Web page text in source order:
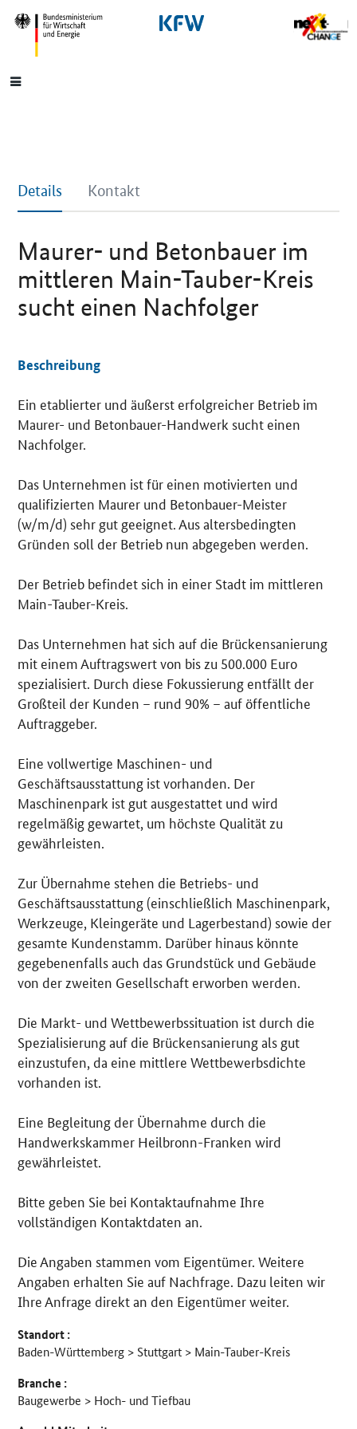
SrOnlyNavigation
Hauptmenü
Details Kontakt
Maurer- und Betonbauer im
mittleren Main-Tauber-Kreis
sucht einen Nachfolger
Details
Beschreibung
Ein etablierter und äußerst erfolgreicher Betrieb im
Maurer- und Betonbauer-Handwerk sucht einen
Nachfolger.
Das Unternehmen ist für einen motivierten und
qualifizierten Maurer und Betonbauer-Meister
(w/m/d) sehr gut geeignet. Aus altersbedingten
Gründen soll der Betrieb nun abgegeben werden.
Der Betrieb befindet sich in einer Stadt im mittleren
Main-Tauber-Kreis.
Das Unternehmen hat sich auf die Brückensanierung
mit einem Auftragswert von bis zu 500.000 Euro
spezialisiert. Durch diese Fokussierung entfällt der
Großteil der Kunden – rund 90% – auf öffentliche
Auftraggeber.
Eine vollwertige Maschinen- und
Geschäftsausstattung ist vorhanden. Der
Maschinenpark ist gut ausgestattet und wird
regelmäßig gewartet, um höchste Qualität zu
gewährleisten.
Zur Übernahme stehen die Betriebs- und
Geschäftsausstattung (einschließlich Maschinenpark,
Werkzeuge, Kleingeräte und Lagerbestand) sowie der
gesamte Kundenstamm. Darüber hinaus könnte
gegebenenfalls auch das Grundstück und Gebäude
von der zweiten Gesellschaft erworben werden.
Die Markt- und Wettbewerbssituation ist durch die
Spezialisierung auf die Brückensanierung als gut
einzustufen, da eine mittlere Wettbewerbsdichte
vorhanden ist.
Eine Begleitung der Übernahme durch die
Handwerkskammer Heilbronn-Franken wird
gewährleistet.
Bitte geben Sie bei Kontaktaufnahme Ihre
vollständigen Kontaktdaten an.
Die Angaben stammen vom Eigentümer. Weitere
Angaben erhalten Sie auf Nachfrage. Dazu leiten wir
Ihre Anfrage direkt an den Eigentümer weiter.
Standort :
Baden-Württemberg > Stuttgart > Main-Tauber-Kreis
Branche :
Baugewerbe > Hoch- und Tiefbau